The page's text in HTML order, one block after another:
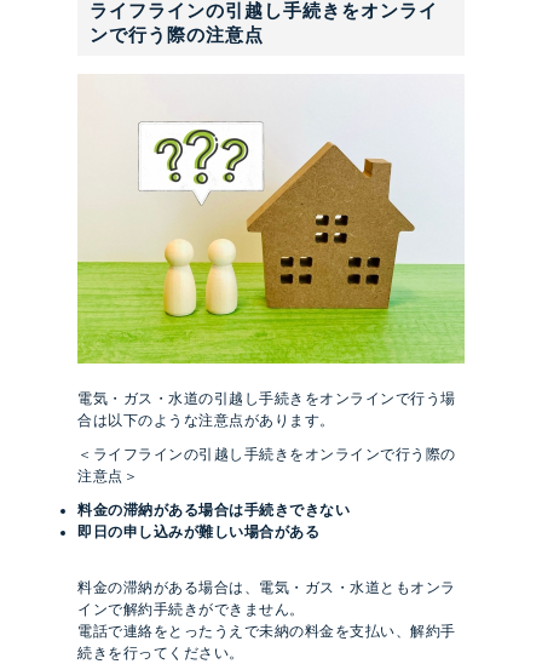
ライフラインの引越し手続きをオンライ
ンで行う際の注意点
電気・ガス・水道の引越し手続きをオンラインで行う場
合は以下のような注意点があります。
＜ライフラインの引越し手続きをオンラインで行う際の
注意点＞
料金の滞納がある場合は手続きできない
即日の申し込みが難しい場合がある
料金の滞納がある場合は、電気・ガス・水道ともオンラ
インで解約手続きができません。
電話で連絡をとったうえで未納の料金を支払い、解約手
続きを行ってください。